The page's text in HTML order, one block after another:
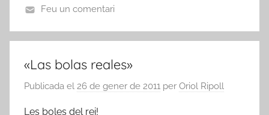
Feu un comentari
«Las bolas reales»
Publicada el 26 de gener de 2011 per Oriol Ripoll
Les boles del rei!